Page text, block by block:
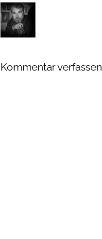
Kommentar verfassen